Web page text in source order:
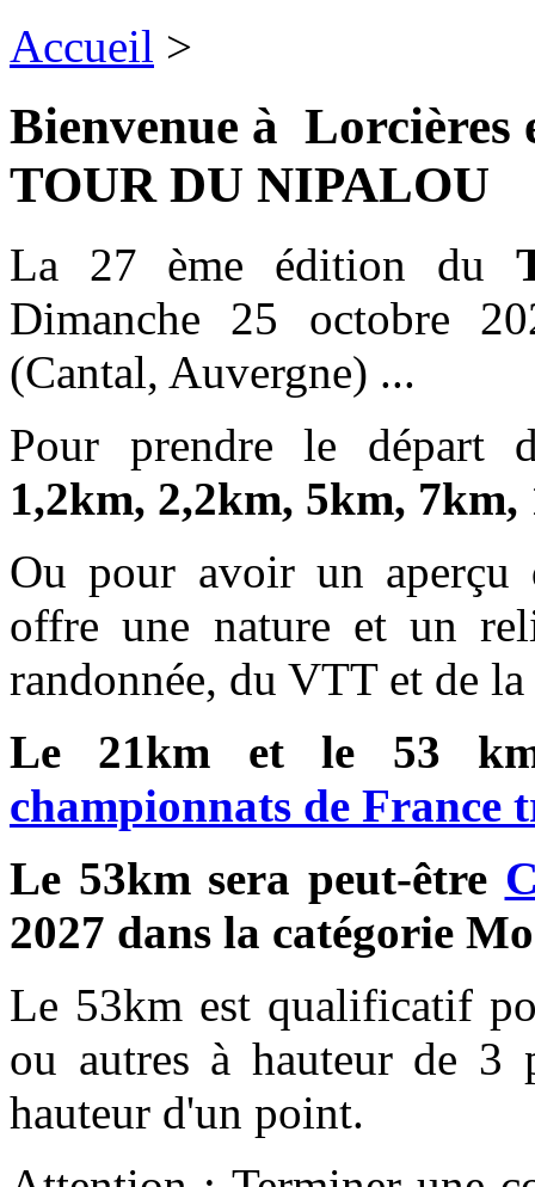
Accueil >
Bienvenue à Lorcières
TOUR DU NIPALOU
La 27 ème édition du
Dimanche 25 octobre
(Cantal, Auvergne) ...
Pour prendre le départ
1,2km, 2,2km, 5km, 7km,
Ou pour avoir un
offre une nature et un
randonnée, du VTT et de
Le 21km et le 53
championnats de France
Le 53km sera peut-être
2027 dans la catégorie
Le 53km est qualificatif
ou autres à hauteur de 3
hauteur d'un point.